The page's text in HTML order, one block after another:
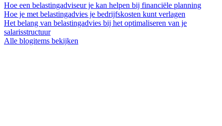
Hoe een belastingadviseur je kan helpen bij financiële planning
Hoe je met belastingadvies je bedrijfskosten kunt verlagen
Het belang van belastingadvies bij het optimaliseren van je
salarisstructuur
Alle blogitems bekijken